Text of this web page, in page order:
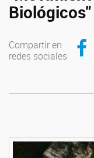
Biológicos"
Compartir en
redes sociales